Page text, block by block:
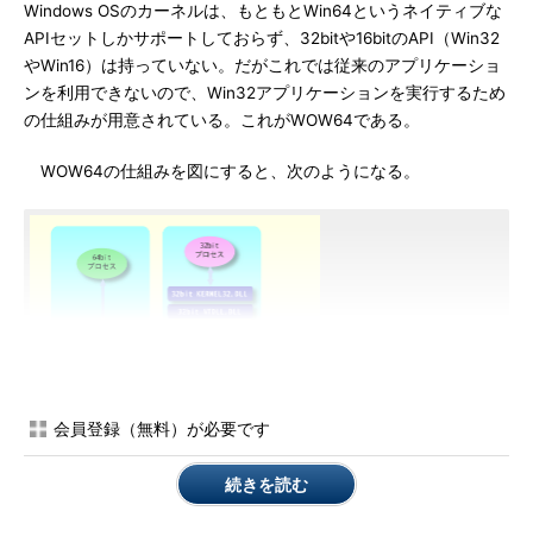
Windows OSのカーネルは、もともとWin64というネイティブな
APIセットしかサポートしておらず、32bitや16bitのAPI（Win32
やWin16）は持っていない。だがこれでは従来のアプリケーショ
ンを利用できないので、Win32アプリケーションを実行するため
の仕組みが用意されている。これがWOW64である。
WOW64の仕組みを図にすると、次のようになる。
Win64（64bit）アプリケーションのAPI呼び出し
会員登録（無料）が必要です
続きを読む